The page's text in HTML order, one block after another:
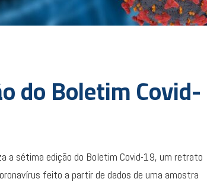
do Boletim Covid-
a sétima edição do Boletim Covid-19, um retrato
feito a partir de dados de uma amostra